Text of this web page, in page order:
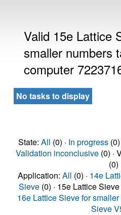
Valid 15e Lattice
smaller numbers
computer
No tasks to display
State: All (0) · In progress(0)
Validation inconclusive(0) ·
(0)
Application: All (0) · 14e
Sieve (0) · 15e Lattice
16e Lattice Sieve for
Sieve